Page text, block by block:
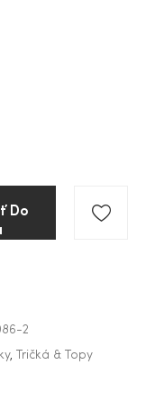
Do
2
,
Tričká & Topy